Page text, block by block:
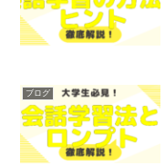
ブログ